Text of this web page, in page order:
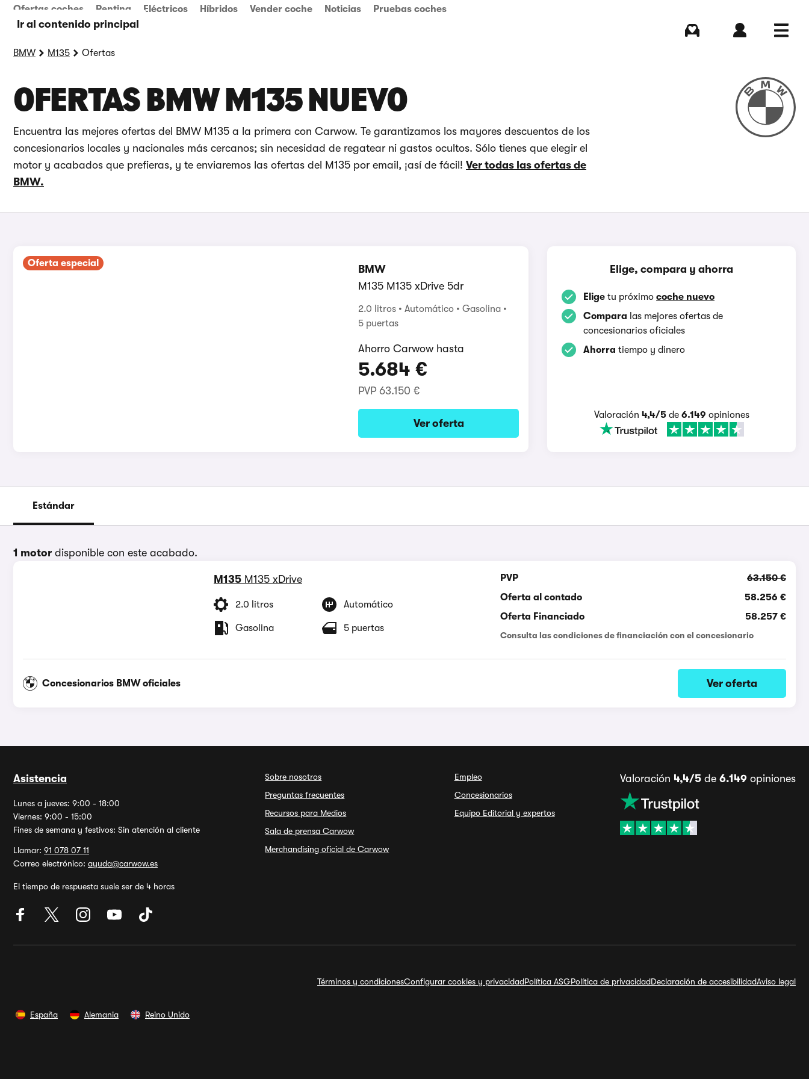
Ir al contenido principal
Ofertas coches Renting Eléctricos Híbridos Vender coche Noticias Pruebas coches
BMW M135 Ofertas
OFERTAS BMW M135 NUEVO
Encuentra las mejores ofertas del BMW M135 a la primera con Carwow. Te garantizamos los mayores descuentos de los
concesionarios locales y nacionales más cercanos; sin necesidad de regatear ni gastos ocultos. Sólo tienes que elegir el
motor y acabados que prefieras, y te enviaremos las ofertas del M135 por email, ¡así de fácil! Ver todas las ofertas de
BMW.
Oferta especial
BMW
M135 M135 xDrive 5dr
2.0 litros Automático
Gasolina
5 puertas
Ahorro Carwow hasta
5.684 €
PVP 63.150 €
Ver oferta
Elige, compara y ahorra
Elige tu próximocoche nuevo
Compara las mejores ofertas de
concesionarios oficiales
Ahorra tiempo y dinero
Valoración 4,4/5de 6.149 opiniones
Estándar
1 motor disponible con este acabado.
M135 M135 xDrive
2.0 litros Automático
Gasolina 5 puertas
PVP
63.150 €
Oferta al contado
58.256 €
Oferta Financiado
58.257 €
Consulta las condiciones de financiación con el concesionario
Concesionarios BMW oficiales Ver oferta
Asistencia
Lunes a jueves: 9:00 - 18:00
Viernes: 9:00 - 15:00
Fines de semana y festivos: Sin atención al cliente
Llamar: 91 078 07 11
Correo electrónico: ayuda@carwow.es
El tiempo de respuesta suele ser de 4 horas
Sobre nosotros
Preguntas frecuentes
Recursos para Medios
Sala de prensa Carwow
Merchandising oficial de Carwow
Empleo
Concesionarios
Equipo Editorial y expertos
Valoración 4,4/5de 6.149opiniones
Términos y condicionesConfigurar cookies y privacidadPolítica ASGPolítica de privacidadDeclaración de accesibilidadAviso legal
España Alemania Reino Unido